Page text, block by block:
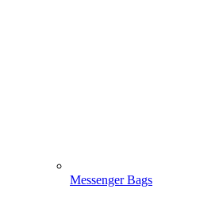
Messenger Bags